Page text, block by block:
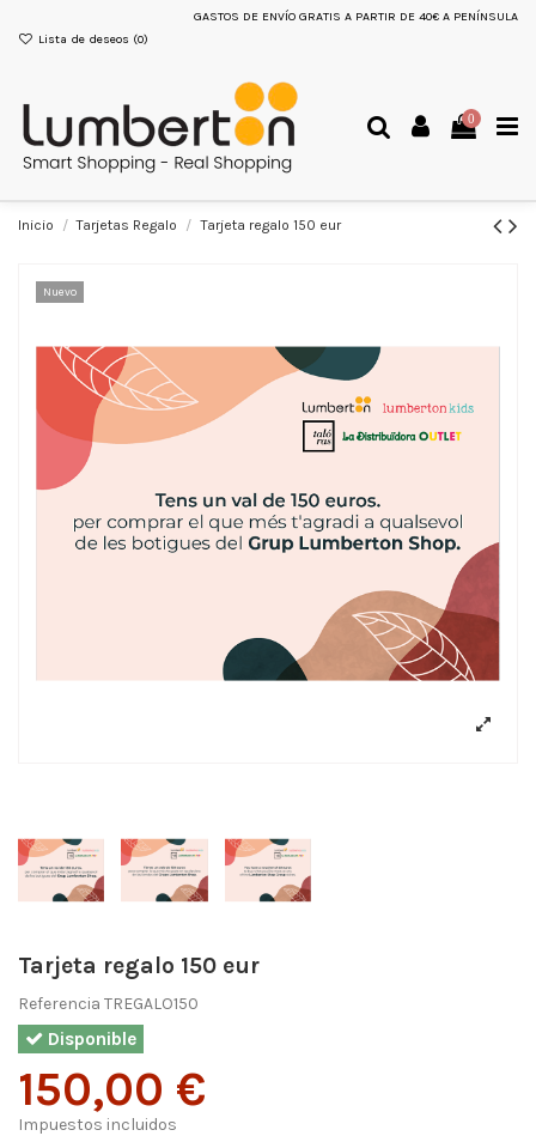
GASTOS DE ENVÍO GRATIS A PARTIR DE 40€ A PENÍNSULA
Lista de deseos (0)
0
Inicio Tarjetas Regalo Tarjeta regalo 150 eur
Nuevo
Tarjeta regalo 150 eur
Referencia TREGALO150
Disponible
150,00 €
Impuestos incluidos